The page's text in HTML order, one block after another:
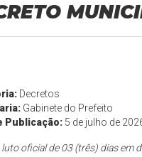
Decretos
Gabinete do Prefeito
Publicação: 5 de julho de
oficial de 03 (três) dias em